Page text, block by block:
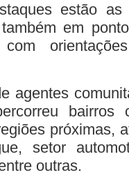
estão
em
com
agentes
bairros
próximas,
setor
outras.